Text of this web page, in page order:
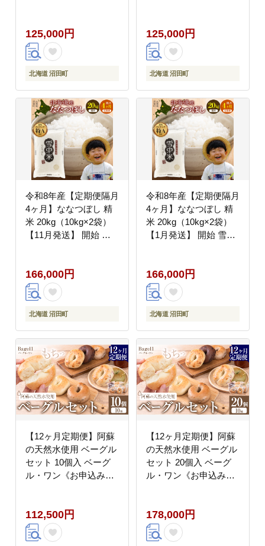
125,000円
北海道 沼田町
125,000円
北海道 沼田町
令和8年産【定期便隔月
4ヶ月】ななつぼし 精
米 20kg（10kg×2袋）
【11月発送】 開始 雪
166,000円
北海道 沼田町
令和8年産【定期便隔月
4ヶ月】ななつぼし 精
米 20kg（10kg×2袋）
【1月発送】 開始 雪冷
166,000円
北海道 沼田町
【12ヶ月定期便】阿蘇
の天然水使用 ベーグル
セット 10個入 ベーグ
ル・ワン《お申込み月
ル パン おやつ 送料無
料---
sms_fbg1bgset_r7_112500_10p_mo12-
112,500円
【12ヶ月定期便】阿蘇
の天然水使用 ベーグル
セット 20個入 ベーグ
ル・ワン《お申込み月
ル パン おやつ 送料無
料---
178,000円